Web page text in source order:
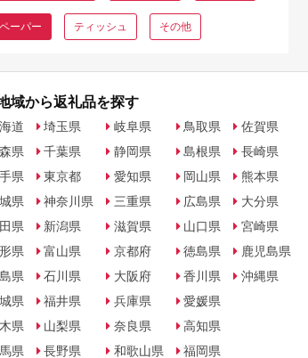
ーパー ティッシュ その他
域から返礼品を探す
道
県
県
県
県
県
県
県
県
県
埼玉県
千葉県
東京都
神奈川県
新潟県
富山県
石川県
福井県
山梨県
長野県
岐阜県
静岡県
愛知県
三重県
滋賀県
京都府
大阪府
兵庫県
奈良県
和歌山県
鳥取県
島根県
岡山県
広島県
山口県
徳島県
香川県
愛媛県
高知県
福岡県
佐賀県
長崎県
熊本県
大分県
宮崎県
鹿児島県
沖縄県